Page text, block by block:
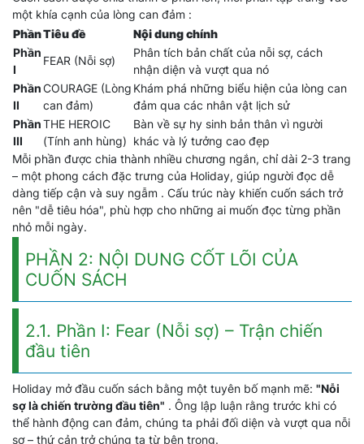
một khía cạnh của lòng can đảm :
PhầnTiêu đề
Nội dung chính
Phần
I
FEAR (Nỗi sợ)
Phân tích bản chất của nỗi sợ, cách
nhận diện và vượt qua nó
Phần
II
COURAGE (Lòng
can đảm)
Khám phá những biểu hiện của lòng can
đảm qua các nhân vật lịch sử
Phần
III
THE HEROIC
(Tính anh hùng)
Bàn về sự hy sinh bản thân vì người
khác và lý tưởng cao đẹp
Mỗi phần được chia thành nhiều chương ngắn, chỉ dài 2-3 trang
– một phong cách đặc trưng của Holiday, giúp người đọc dễ
dàng tiếp cận và suy ngẫm . Cấu trúc này khiến cuốn sách trở
nên "dễ tiêu hóa", phù hợp cho những ai muốn đọc từng phần
nhỏ mỗi ngày.
PHẦN 2: NỘI DUNG CỐT LÕI CỦA
CUỐN SÁCH
2.1. Phần I: Fear (Nỗi sợ) – Trận chiến
đầu tiên
Holiday mở đầu cuốn sách bằng một tuyên bố mạnh mẽ: "Nỗi
sợ là chiến trường đầu tiên" . Ông lập luận rằng trước khi có
thể hành động can đảm, chúng ta phải đối diện và vượt qua nỗi
sợ – thứ cản trở chúng ta từ bên trong.